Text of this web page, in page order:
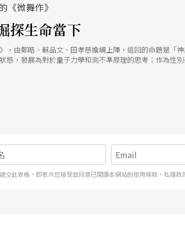
《微舞作》
探生命當下
，由鄭皓、蘇品文、田孝慈擔綱上陣，這回的命題是「
態，發展為對於量子力學和測不準原理的思考；作為性
交此表格，即表示您接受並同意已閱讀本網站的使用條款，私隱政